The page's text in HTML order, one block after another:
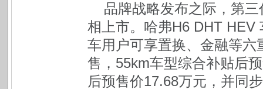
品牌战略发布之际，第
相上市。哈弗H6 DHT HEV
车用户可享置换、金融等
售，55km车型综合补贴后
后预售价17.68万元，并同